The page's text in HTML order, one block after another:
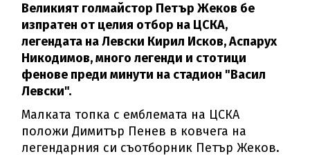
Великият голмайстор Петър Жеков бе
изпратен от целия отбор на ЦСКА,
легендата на Левски Кирил Исков, Аспарух
Никодимов, много легенди и стотици
фенове преди минути на стадион "Васил
Левски".
Малката топка с емблемата на ЦСКА
положи Димитър Пенев в ковчега на
легендарния си съотборник Петър Жеков.